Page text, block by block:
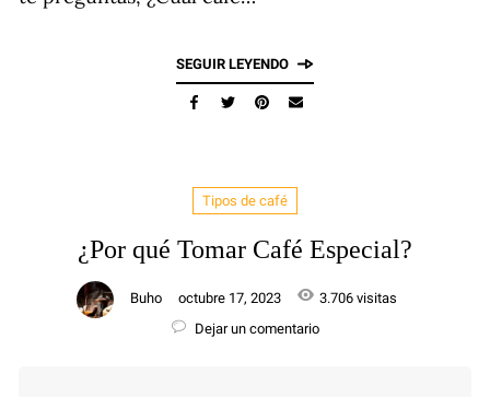
SEGUIR LEYENDO
Tipos de café
¿Por qué Tomar Café Especial?
Buho octubre 17, 2023
3.706 visitas
Dejar un comentario